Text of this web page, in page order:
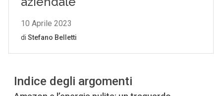
Indice degli argomenti